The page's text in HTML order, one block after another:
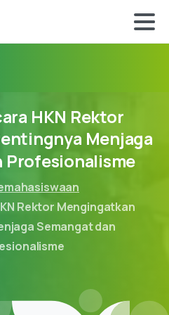
HKN Rektor
Menjaga
Profesionalisme
Rektor Mengingatkan
Semangat dan